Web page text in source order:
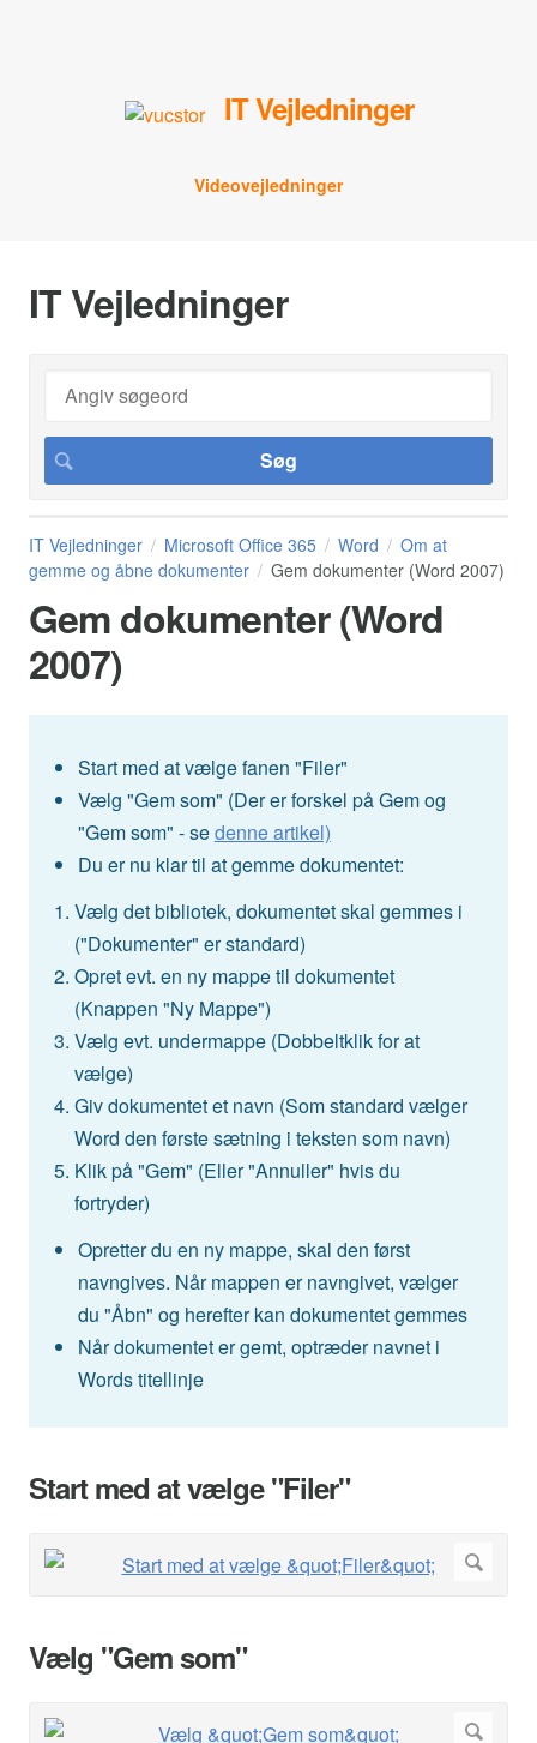
IT Vejledninger
Videovejledninger
IT Vejledninger
IT Vejledninger Microsoft Office 365 Word
Om at
gemme og åbne dokumenter
Gem dokumenter (Word 2007)
Gem dokumenter (Word
2007)
Start med at vælge fanen "Filer"
Vælg "Gem som" (Der er forskel på Gem og
"Gem som" - sedenne artikel)
Du er nu klar til at gemme dokumentet:
Vælg det bibliotek, dokumentet skal gemmes i
("Dokumenter" er standard)
Opret evt. en ny mappe til dokumentet
(Knappen "Ny Mappe")
Vælg evt. undermappe (Dobbeltklik for at
vælge)
Giv dokumentet et navn (Som standard vælger
Word den første sætning i teksten som navn)
Klik på "Gem" (Eller "Annuller" hvis du
fortryder)
Opretter du en ny mappe, skal den først
navngives. Når mappen er navngivet, vælger
du "Åbn" og herefter kan dokumentet gemmes
Når dokumentet er gemt, optræder navnet i
Words titellinje
Start med at vælge "Filer"
Vælg "Gem som"